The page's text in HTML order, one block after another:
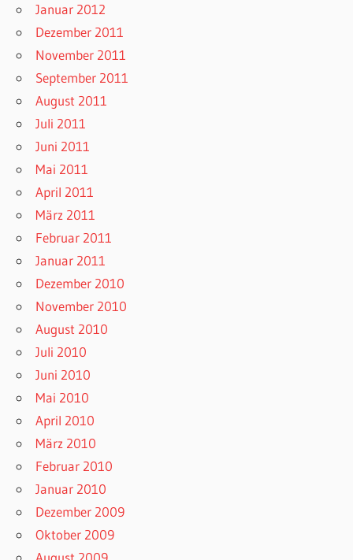
Januar 2012
Dezember 2011
November 2011
September 2011
August 2011
Juli 2011
Juni 2011
Mai 2011
April 2011
März 2011
Februar 2011
Januar 2011
Dezember 2010
November 2010
August 2010
Juli 2010
Juni 2010
Mai 2010
April 2010
März 2010
Februar 2010
Januar 2010
Dezember 2009
Oktober 2009